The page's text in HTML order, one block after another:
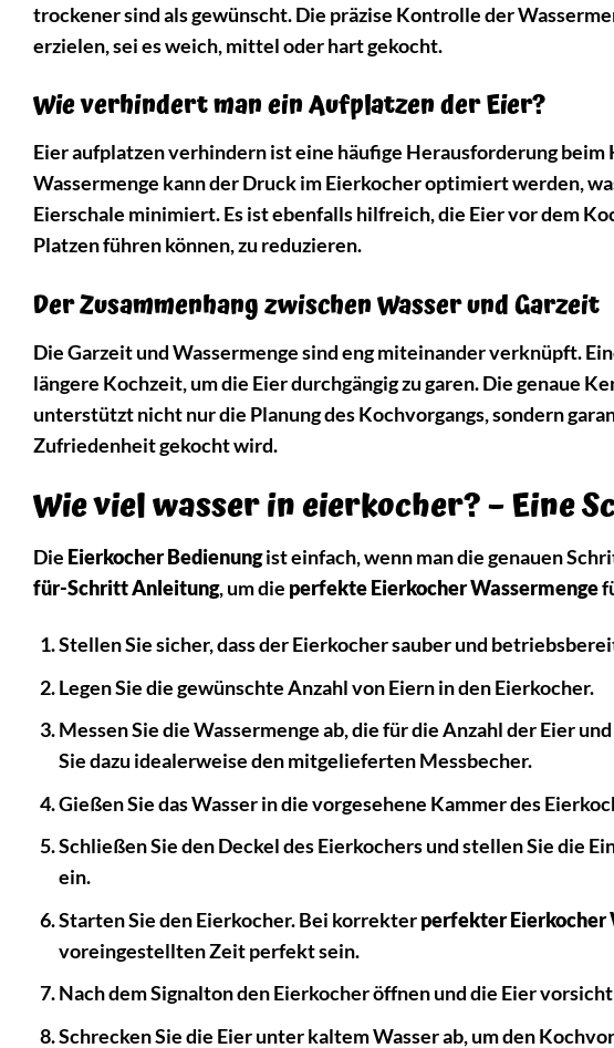
trockener sind als gewünscht. Die präzise Kontrolle der
erzielen, sei es weich, mittel oder hart gekocht.
Wie verhindert man ein Aufplatzen der Eier?
Eier aufplatzen verhindern ist eine häufige Herausforderung
Wassermenge kann der Druck im Eierkocher optimiert werden,
Eierschale minimiert. Es ist ebenfalls hilfreich, die Eier vor dem
Platzen führen können, zu reduzieren.
Der Zusammenhang zwischen Wasser und Garzeit
Die Garzeit und Wassermenge sind eng miteinander verknüpft.
längere Kochzeit, um die Eier durchgängig zu garen. Die genaue
unterstützt nicht nur die Planung des Kochvorgangs, sondern
Zufriedenheit gekocht wird.
Wie viel wasser in eierkocher? –
Die Eierkocher Bedienungist einfach, wenn man die genauen
für-Schritt Anleitung, um die perfekte Eierkocher Wassermenge
Stellen Sie sicher, dass der Eierkocher sauber und
Legen Sie die gewünschte Anzahl von Eiern in den Eierkocher.
Messen Sie die Wassermenge ab, die für die Anzahl der Eier
Sie dazu idealerweise den mitgelieferten Messbecher.
Gießen Sie das Wasser in die vorgesehene Kammer des
Schließen Sie den Deckel des Eierkochers und stellen Sie die
ein.
Starten Sie den Eierkocher. Bei korrekterperfekter Eierkocher
voreingestellten Zeit perfekt sein.
Nach dem Signalton den Eierkocher öffnen und die Eier
Schrecken Sie die Eier unter kaltem Wasser ab, um den